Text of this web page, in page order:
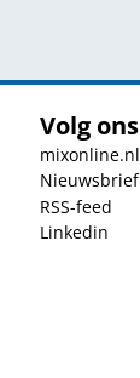
Volg ons
mixonline.nl
Nieuwsbrief
RSS-feed
Linkedin